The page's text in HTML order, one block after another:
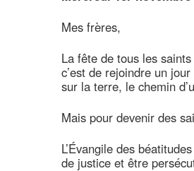
Mes frères,
La fête de tous les
c’est de rejoindre un
sur la terre, le chemin
Mais pour devenir des
L’Évangile des
de justice et être